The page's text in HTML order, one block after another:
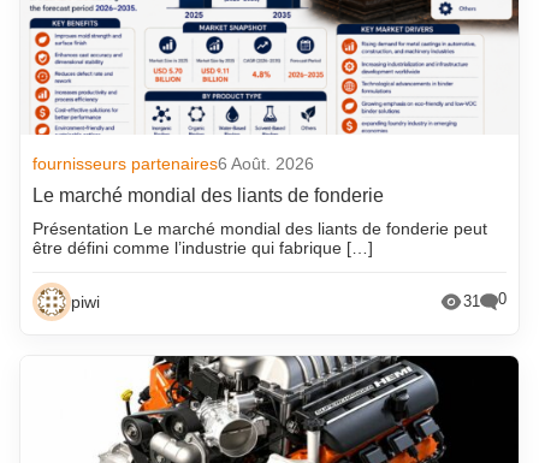
fournisseurs partenaires6 Août. 2026
Le marché mondial des liants de fonderie
Présentation Le marché mondial des liants de fonderie peut
être défini comme l’industrie qui fabrique […]
piwi 31 0